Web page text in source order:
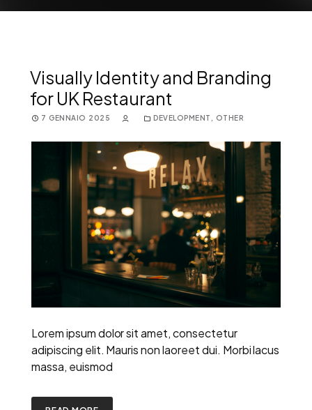
Visually Identity and Branding
for UK Restaurant
7 GENNAIO 2025 DEVELOPMENT OTHER
Lorem ipsum dolor sit amet, consectetur
adipiscing elit. Mauris non laoreet dui. Morbi lacus
massa, euismod